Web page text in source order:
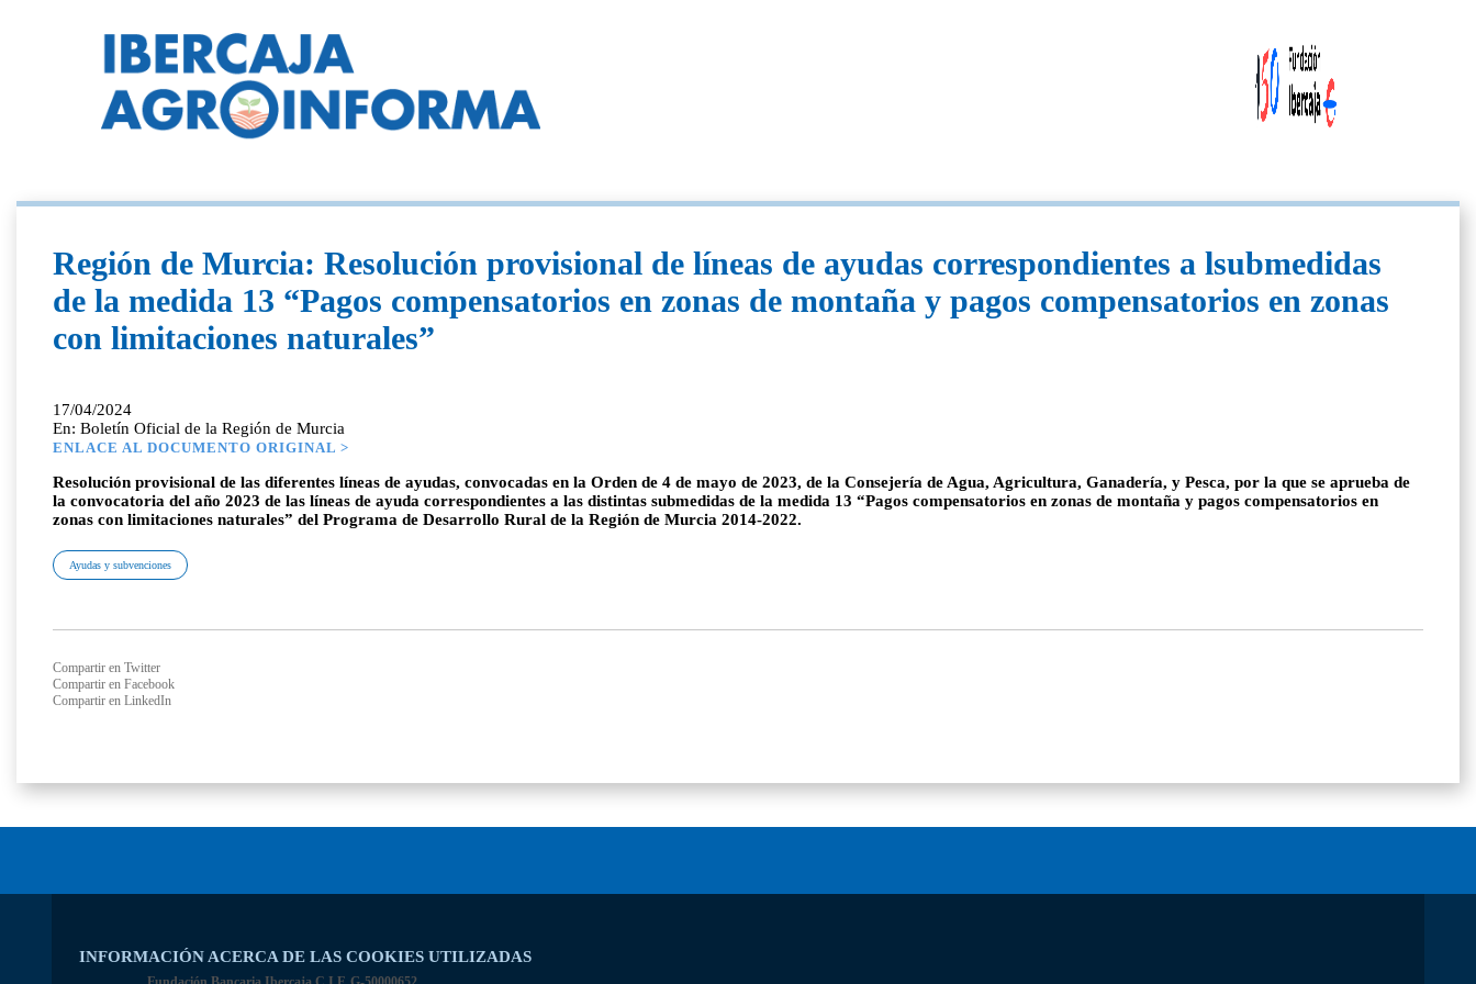
INFORMACIÓN ACERCA DE LAS COOKIES UTILIZADAS
Región de Murcia: Resolución provisional de líneas de ayudas correspondientes a lsubmedidas
de la medida 13 “Pagos compensatorios en zonas de montaña y pagos compensatorios en zonas
con limitaciones naturales”
17/04/2024
En: Boletín Oficial de la Región de Murcia
ENLACE AL DOCUMENTO ORIGINAL >
Resolución provisional de las diferentes líneas de ayudas, convocadas en la Orden de 4 de mayo de 2023, de la Consejería de Agua, Agricultura, Ganadería, y Pesca, por la que se aprueba de
la convocatoria del año 2023 de las líneas de ayuda correspondientes a las distintas submedidas de la medida 13 “Pagos compensatorios en zonas de montaña y pagos compensatorios en
zonas con limitaciones naturales” del Programa de Desarrollo Rural de la Región de Murcia 2014-2022.
Ayudas y subvenciones
Compartir en Twitter
Compartir en Facebook
Compartir en LinkedIn